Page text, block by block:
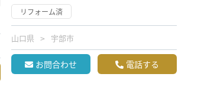
リフォーム済
山口県 宇部市
お問合わせ 電話する